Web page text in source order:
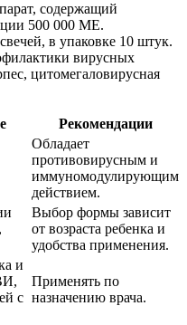
содержащий
500 000 ME.
в упаковке 10 штук.
вирусных
цитомегаловирусная
Рекомендации
Обладает
противовирусным и
иммуномодулирующим
действием.
Выбор формы зависит
от возраста ребенка и
удобства применения.
и
с
Применять по
назначению врача.